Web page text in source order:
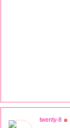
twenty-8